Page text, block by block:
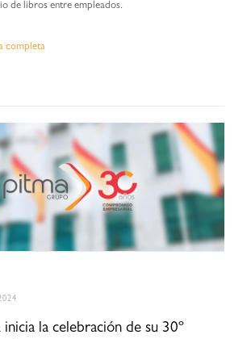
de libros entre empleados.
completa
la celebración de su 30º